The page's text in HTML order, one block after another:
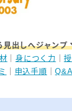
見出しへジャンプ
｜身につく力 ｜
申込手順 ｜Q&A